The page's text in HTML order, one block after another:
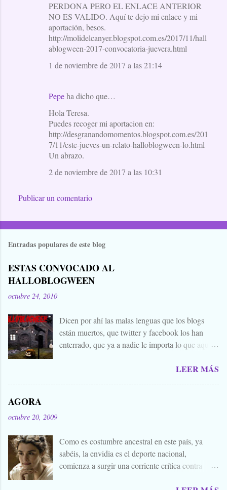
PERDONA PERO EL ENLACE ANTERIOR
NO ES VALIDO. Aquí te dejo mi enlace y mi
aportación, besos.
http://molidelcanyer.blogspot.com.es/2017/11/hall
ablogween-2017-convocatoria-juevera.html
1 de noviembre de 2017 a las 21:14
Pepeha dicho que…
Hola Teresa.
Puedes recoger mi aportacion en:
http://desgranandomomentos.blogspot.com.es/201
7/11/este-jueves-un-relato-halloblogween-lo.html
Un abrazo.
2 de noviembre de 2017 a las 10:31
Publicar un comentario
Entradas populares de este blog
ESTAS CONVOCADO AL
HALLOBLOGWEEN
octubre 24, 2010
Dicen por ahí las malas lenguas que los blogs
están muertos, que twitter y facebook los han
enterrado, que ya a nadie le importa lo que aquí
levantar nuestros blogs, sean vivos, muertos, o
convoco a todos, amigos, conocidos, amigos de
amigos, blogueros en general. Cuéntanos tu
historia para morirnos de miedo este largo fin de
LEER MÁS
AGORA
octubre 20, 2009
Como es costumbre ancestral en este país, ya
sabéis, la envidia es el deporte nacional,
comienza a surgir una corriente crítica contra